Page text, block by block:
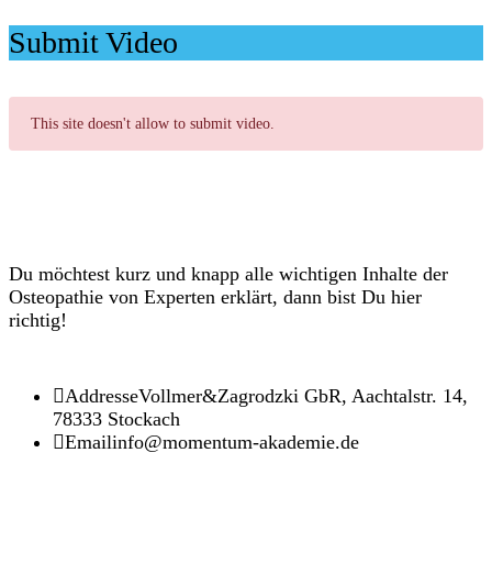
Submit Video
This site doesn't allow to submit video.
Du möchtest kurz und knapp alle wichtigen Inhalte der
Osteopathie von Experten erklärt, dann bist Du hier
richtig!
AddresseVollmer&Zagrodzki GbR, Aachtalstr. 14,
78333 Stockach
Emailinfo@momentum-akademie.de